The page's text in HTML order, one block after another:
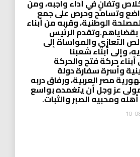
وتفانٍ في أداء واجبه، ومن
وتسامح وحرص على جمع
الوطنية، وقربه من أبناء
الرئيس
التعازي والمواساة إلى
وإلى أبناء شعبنا
حركة فتح والحركة
وأسرة سفارة دولة
مصر العربية، ورفاق دربه
عز وجل أن يتغمده بواسع
ومحبيه الصبر والثبات.